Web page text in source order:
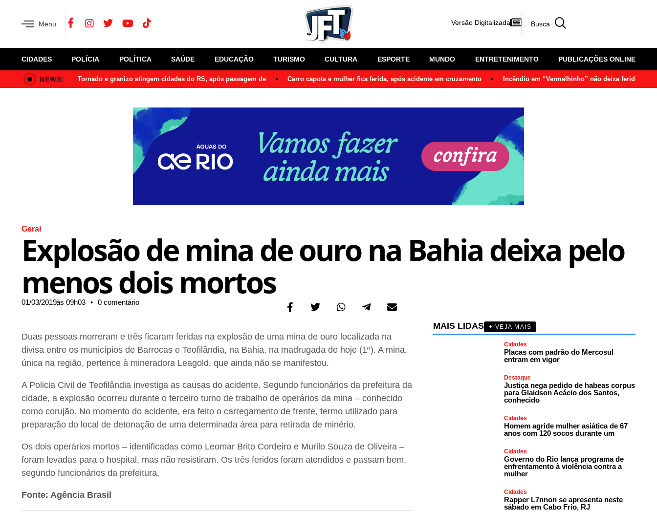
Menu Versão Digitalizada
CIDADES POLÍCIA POLÍTICA SAÚDE EDUCAÇÃO TURISMO CULTURA ESPORTE MUNDO ENTRETENIMENTO PUBLICAÇÕES ONLINE
NEWS: Tornado e granizo atingem cidades do RS, após passagem de Carro capota e mulher fica ferida, após acidente em cruzamento Incêndio em “Vermelhinho” não deixa feridos em
Geral
Explosão de mina de ouro na Bahia deixa pelo
menos dois mortos
01/03/2019,às 09h03 • 0 comentário
Duas pessoas morreram e três ficaram feridas na explosão de uma mina de ouro localizada na
divisa entre os municípios de Barrocas e Teofilândia, na Bahia, na madrugada de hoje (1º). A mina,
única na região, pertence à mineradora Leagold, que ainda não se manifestou.
A Policia Civil de Teofilândia investiga as causas do acidente. Segundo funcionários da prefeitura da
cidade, a explosão ocorreu durante o terceiro turno de trabalho de operários da mina – conhecido
como corujão. No momento do acidente, era feito o carregamento de frente, termo utilizado para
preparação do local de detonação de uma determinada área para retirada de minério.
Os dois operários mortos – identificadas como Leomar Brito Cordeiro e Murilo Souza de Oliveira –
foram levadas para o hospital, mas não resistiram. Os três feridos foram atendidos e passam bem,
segundo funcionários da prefeitura.
Fonte: Agência Brasil
MAIS LIDAS + VEJA MAIS
Cidades
Placas com padrão do Mercosul
entram em vigor
Destaque
Justiça nega pedido de habeas corpus
para Glaidson Acácio dos Santos,
conhecido
Cidades
Homem agride mulher asiática de 67
anos com 120 socos durante um
Cidades
Governo do Rio lança programa de
enfrentamento à violência contra a
mulher
Cidades
Rapper L7nnon se apresenta neste
sábado em Cabo Frio, RJ